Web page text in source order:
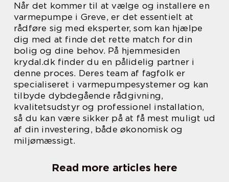
Når det kommer til at vælge og installere en
varmepumpe i Greve, er det essentielt at
rådføre sig med eksperter, som kan hjælpe
dig med at finde det rette match for din
bolig og dine behov. På hjemmesiden
krydal.dk finder du en pålidelig partner i
denne proces. Deres team af fagfolk er
specialiseret i varmepumpesystemer og kan
tilbyde dybdegående rådgivning,
kvalitetsudstyr og professionel installation,
så du kan være sikker på at få mest muligt ud
af din investering, både økonomisk og
miljømæssigt.
Read more articles here